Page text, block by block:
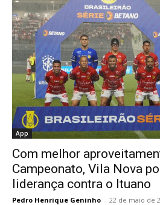
App
Com melhor
Campeonato, Vila Nova
liderança contra o Ituano
Pedro Henrique Geninho - 22 de maio de